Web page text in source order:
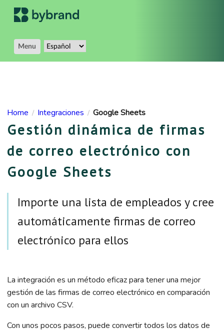
Menu
Home / Integraciones / Google Sheets
Gestión dinámica de firmas
de correo electrónico con
Google Sheets
Importe una lista de empleados y cree
automáticamente firmas de correo
electrónico para ellos
La integración es un método eficaz para tener una mejor
gestión de las firmas de correo electrónico en comparación
con un archivo CSV.
Con unos pocos pasos, puede convertir todos los datos de